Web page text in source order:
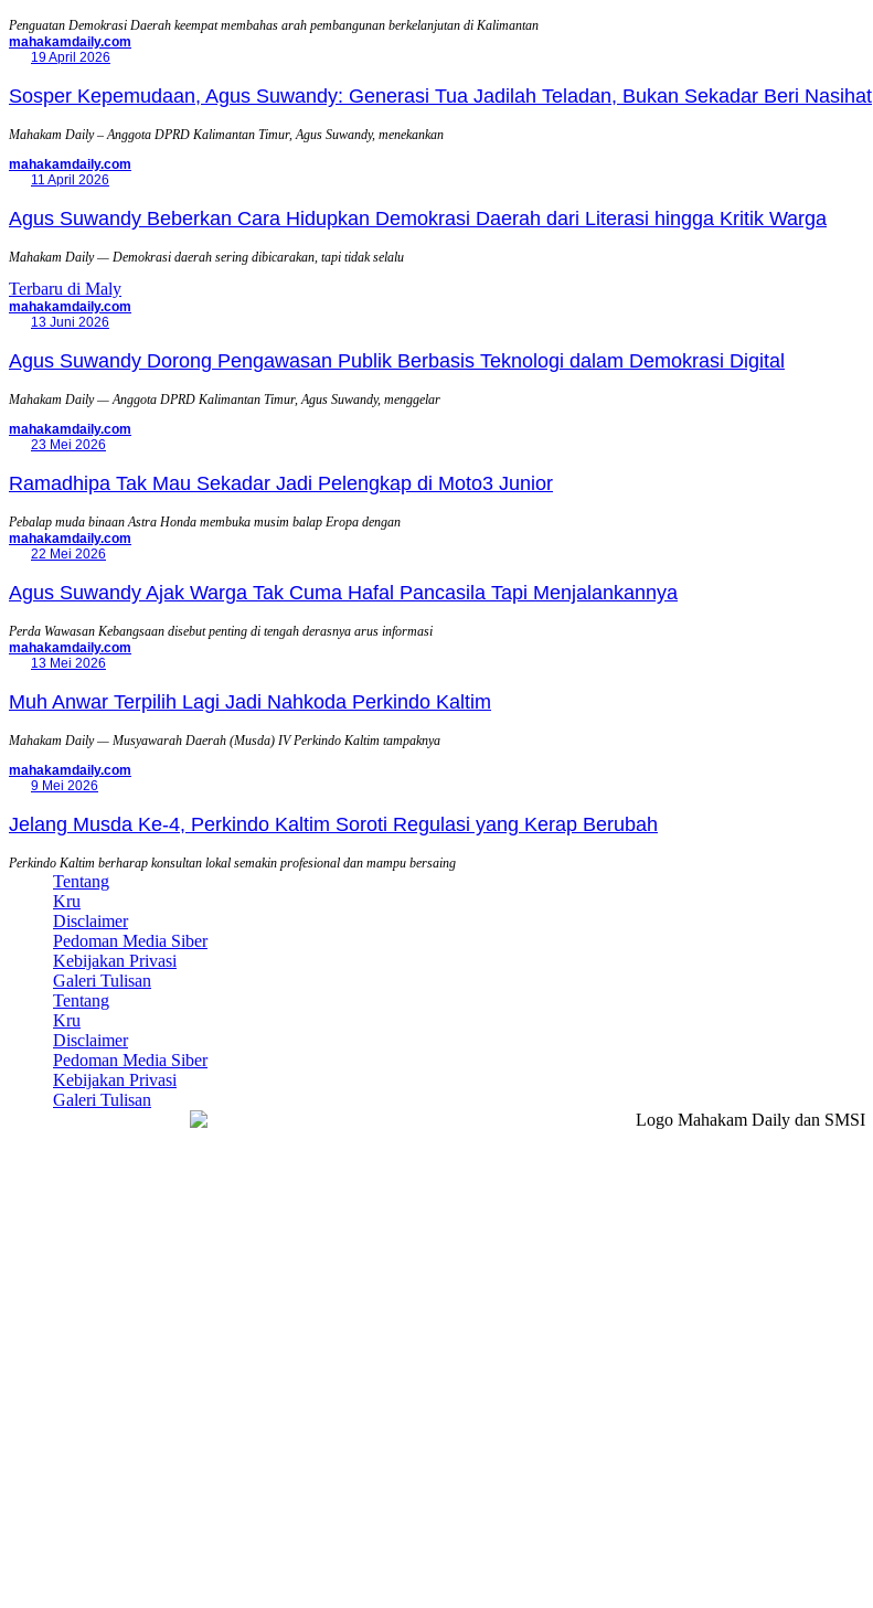
Penguatan Demokrasi Daerah keempat membahas arah pembangunan berkelanjutan di Kalimantan
mahakamdaily.com
19 April 2026
Sosper Kepemudaan, Agus Suwandy: Generasi Tua Jadilah Teladan, Bukan Sekadar Beri Nasihat
Mahakam Daily – Anggota DPRD Kalimantan Timur, Agus Suwandy, menekankan
mahakamdaily.com
11 April 2026
Agus Suwandy Beberkan Cara Hidupkan Demokrasi Daerah dari Literasi hingga Kritik Warga
Mahakam Daily — Demokrasi daerah sering dibicarakan, tapi tidak selalu
Terbaru di Maly
mahakamdaily.com
13 Juni 2026
Agus Suwandy Dorong Pengawasan Publik Berbasis Teknologi dalam Demokrasi Digital
Mahakam Daily — Anggota DPRD Kalimantan Timur, Agus Suwandy, menggelar
mahakamdaily.com
23 Mei 2026
Ramadhipa Tak Mau Sekadar Jadi Pelengkap di Moto3 Junior
Pebalap muda binaan Astra Honda membuka musim balap Eropa dengan
mahakamdaily.com
22 Mei 2026
Agus Suwandy Ajak Warga Tak Cuma Hafal Pancasila Tapi Menjalankannya
Perda Wawasan Kebangsaan disebut penting di tengah derasnya arus informasi
mahakamdaily.com
13 Mei 2026
Muh Anwar Terpilih Lagi Jadi Nahkoda Perkindo Kaltim
Mahakam Daily — Musyawarah Daerah (Musda) IV Perkindo Kaltim tampaknya
mahakamdaily.com
9 Mei 2026
Jelang Musda Ke-4, Perkindo Kaltim Soroti Regulasi yang Kerap Berubah
Perkindo Kaltim berharap konsultan lokal semakin profesional dan mampu bersaing
Tentang
Kru
Disclaimer
Pedoman Media Siber
Kebijakan Privasi
Galeri Tulisan
Tentang
Kru
Disclaimer
Pedoman Media Siber
Kebijakan Privasi
Galeri Tulisan